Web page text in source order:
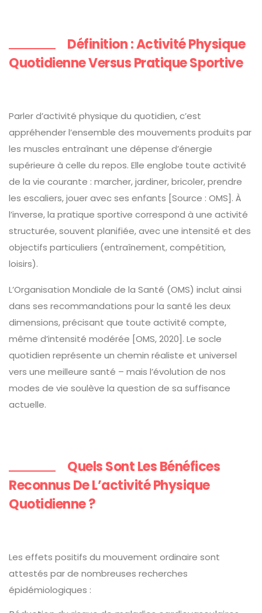
Définition : Activité Physique
Quotidienne Versus Pratique Sportive
Parler d’activité physique du quotidien, c’est
appréhender l’ensemble des mouvements produits par
les muscles entraînant une dépense d’énergie
supérieure à celle du repos. Elle englobe toute activité
de la vie courante : marcher, jardiner, bricoler, prendre
les escaliers, jouer avec ses enfants [Source : OMS]. À
l’inverse, la pratique sportive correspond à une activité
structurée, souvent planifiée, avec une intensité et des
objectifs particuliers (entraînement, compétition,
loisirs).
L’Organisation Mondiale de la Santé (OMS) inclut ainsi
dans ses recommandations pour la santé les deux
dimensions, précisant que toute activité compte,
même d’intensité modérée [OMS, 2020]. Le socle
quotidien représente un chemin réaliste et universel
vers une meilleure santé – mais l’évolution de nos
modes de vie soulève la question de sa suffisance
actuelle.
Quels Sont Les Bénéfices
Reconnus De L’activité Physique
Quotidienne ?
Les effets positifs du mouvement ordinaire sont
attestés par de nombreuses recherches
épidémiologiques :